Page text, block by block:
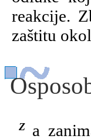
reakcije.
zaštitu
Za zanimanje operatora generatora ne postoje posebne škole, nego se od